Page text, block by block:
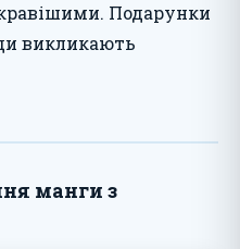
Подарунки
викликають
манги з